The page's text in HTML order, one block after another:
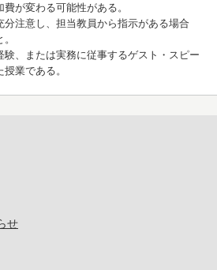
が変わる可能性がある。
分注意し、担当教員から指示がある場合
、または実務に従事するゲスト・スピー
業である。
せ